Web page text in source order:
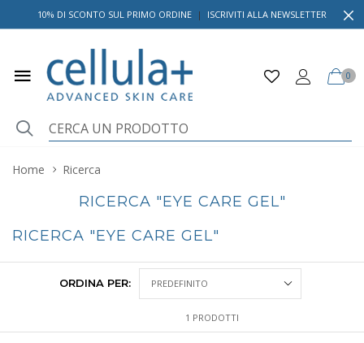
10% DI SCONTO SUL PRIMO ORDINE | ISCRIVITI ALLA NEWSLETTER
0
Home Ricerca
RICERCA "EYE CARE GEL"
RICERCA "EYE CARE GEL"
ORDINA PER:
1 PRODOTTI